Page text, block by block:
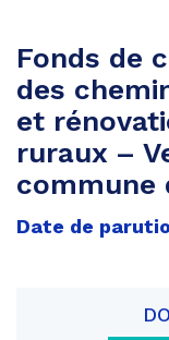
Fonds de
des
et
ruraux –
commune
Date de